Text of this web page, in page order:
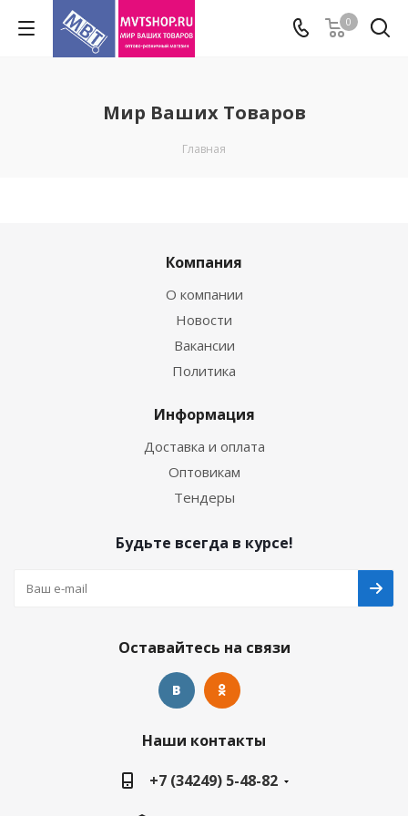
0
Мир Ваших Товаров
Главная
Компания
О компании
Новости
Вакансии
Политика
Информация
Доставка и оплата
Оптовикам
Тендеры
Будьте всегда в курсе!
Оставайтесь на связи
Наши контакты
+7 (34249) 5-48-82